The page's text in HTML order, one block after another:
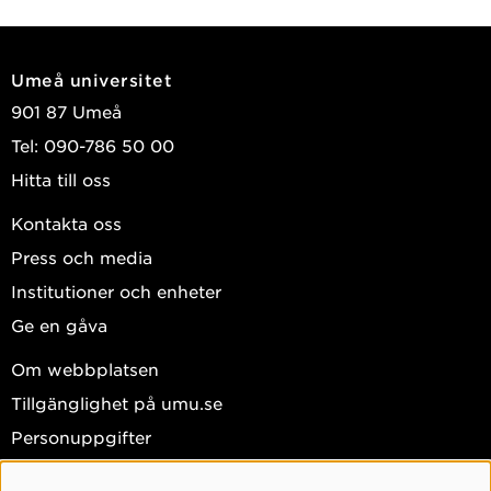
Umeå universitet
901 87 Umeå
Tel: 090-786 50 00
Hitta till oss
Kontakta oss
Press och media
Institutioner och enheter
Ge en gåva
Om webbplatsen
Tillgänglighet på umu.se
Personuppgifter